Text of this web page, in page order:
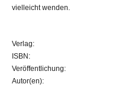
vielleicht wenden.
Verlag:
ISBN:
Veröffentlichung:
Autor(en):